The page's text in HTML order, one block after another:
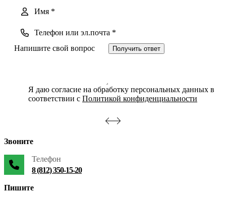
Получить ответ
Я даю согласие на обработку персональных данных в
соответствии с Политикой конфиденциальности
Звоните
Телефон
8 (812) 350-15-20
Пишите